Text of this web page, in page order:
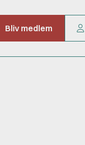
Bliv medlem